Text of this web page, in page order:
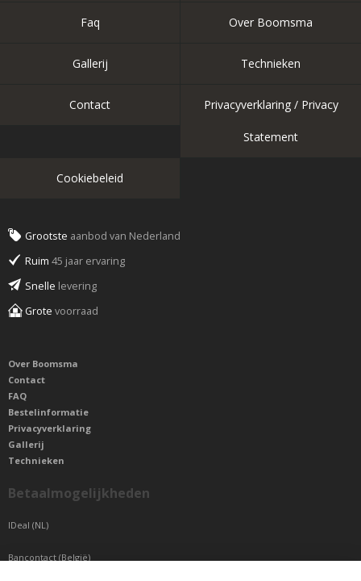
Faq Over Boomsma
Gallerij Technieken
Contact Privacyverklaring / Privacy
Statement
Cookiebeleid
Grootste aanbod van Nederland
Ruim 45 jaar ervaring
Snelle levering
Grote voorraad
Over Boomsma
Contact
FAQ
Bestelinformatie
Privacyverklaring
Gallerij
Technieken
Betaalmogelijkheden
IDeal (NL)
Bancontact (België)